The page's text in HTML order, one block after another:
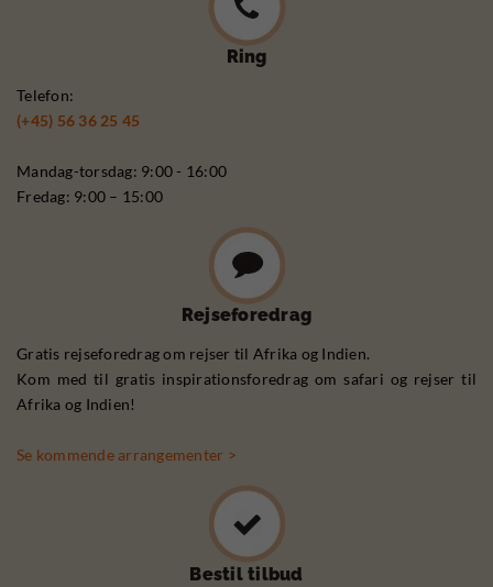
Ring
Telefon:
(+45) 56 36 25 45
Mandag-torsdag: 9:00 - 16:00
Fredag: 9:00 – 15:00
Rejseforedrag
Gratis rejseforedrag om rejser til Afrika og Indien.
Kom med til gratis inspirationsforedrag om safari og rejser til
Afrika og Indien!
Se kommende arrangementer >
Bestil tilbud